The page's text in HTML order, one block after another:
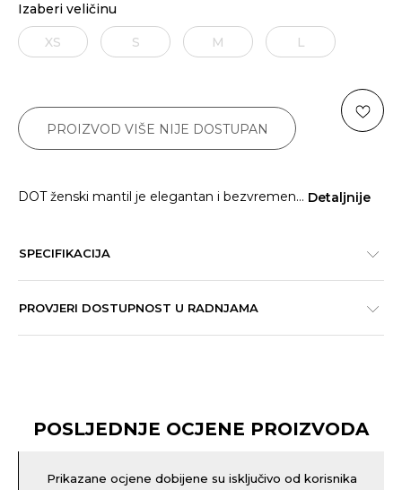
Izaberi veličinu
XS S M L
PROIZVOD VIŠE NIJE DOSTUPAN
DOT ženski mantil je elegantan i bezvremen... Detaljnije
SPECIFIKACIJA
PROVJERI DOSTUPNOST U RADNJAMA
POSLJEDNJE OCJENE PROIZVODA
Prikazane ocjene dobijene su isključivo od korisnika